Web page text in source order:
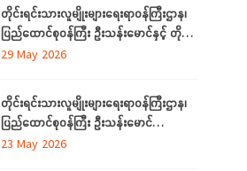
အသင်းအဖွဲ့ ကိုယ်စားလှယ်များအား တည်
ခင်းဧည့်ခံသည့် ဂုဏ်ပြုညစာစားပွဲသို့တက်
ရောက်
တိုင်းရင်းသားလူမျိုးများရေးရာဝန်ကြီးဌာန၊
ပြည်ထောင်စုဝန်ကြီး ဦးသန်းမောင်နှင့် တိုင်း
ဒေသကြီးနှင့်ပြည်နယ် တိုင်းရင်းသား
အစည်းအဝေး ကျင်းပ
29 May 2026
တိုင်းရင်းသားလူမျိုးများရေးရာဝန်ကြီးဌာန၊
ပြည်ထောင်စုဝန်ကြီး ဦးသန်းမောင်
ကရင်ပြည်နယ် အတွင်းရှိ တိုင်းရင်းသား
23 May 2026